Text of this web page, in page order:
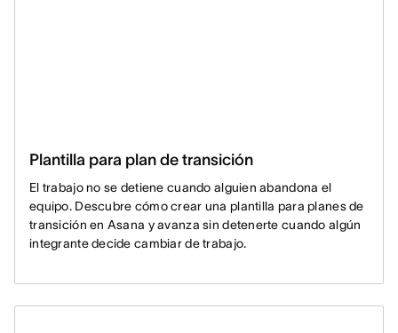
Plantilla para plan de transición
El trabajo no se detiene cuando alguien abandona el
equipo. Descubre cómo crear una plantilla para planes de
transición en Asana y avanza sin detenerte cuando algún
integrante decide cambiar de trabajo.